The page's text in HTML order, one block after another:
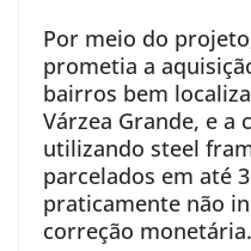
Por meio do
prometia a
bairros bem
Várzea Grande, e a
utilizando steel
parcelados em até
praticamente não
correção monetária.